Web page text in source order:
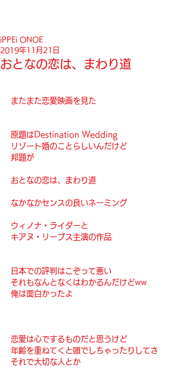
おとなの恋は、まわり道
iPPEi ONOE
2019年11月21日
またまた恋愛映画を見た
原題はDestination Wedding
リゾート婚のことらしいんだけど
邦題が
おとなの恋は、まわり道
なかなかセンスの良いネーミング
ウィノナ・ライダーと
キアヌ・リーブス主演の作品
日本での評判はこぞって悪い
それもなんとなくはわかるんだけどww
俺は面白かったよ
恋愛は心でするものだと思うけど
年齢を重ねてくと頭でしちゃったりしてさ
それで大切な人とか